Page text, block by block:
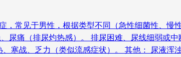
，常见于男性，根据类型不同（急性细菌性、
尿痛（排尿灼热感）。 排尿困难、尿线细弱或
寒战、乏力（类似流感症状）。 其他： 尿液浑